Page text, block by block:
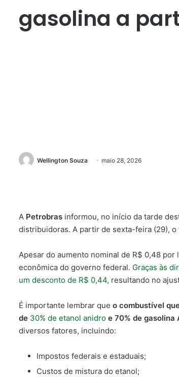
gasolina a
Wellington Souza maio 28, 2026
A Petrobras informou, no início da tarde
distribuidoras. A partir de sexta-feira (29),
Apesar do aumento nominal de R$ 0,48
econômica do governo federal. Graças às
um desconto de R$ 0,44, resultando no
É importante lembrar que o combustível
de 30% de etanol anidro e 70% de gasolina
diversos fatores, incluindo:
Impostos federais e estaduais;
Custos de mistura do etanol;